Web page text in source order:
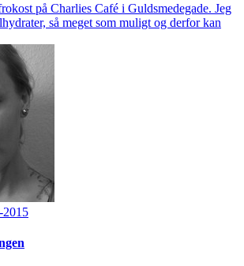
på Charlies Café i Guldsmedegade. Jeg
så meget som muligt og derfor kan
2015